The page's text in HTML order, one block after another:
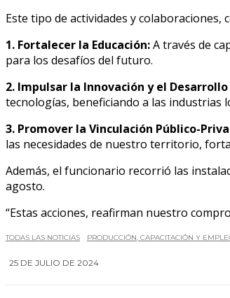
Este tipo de actividades y
1. Fortalecer la Educación:A través de
para los desafíos del futuro.
2. Impulsar la Innovación y el
tecnologías, beneficiando a las industrias
3. Promover la Vinculación Público-
las necesidades de nuestro territorio,
Además, el funcionario recorrió las
agosto.
“Estas acciones, reafirman nuestro
TODAS LAS NOTICIAS PRODUCCIÓN, CAPACITACIÓN Y
25 DE JULIO DE 2024